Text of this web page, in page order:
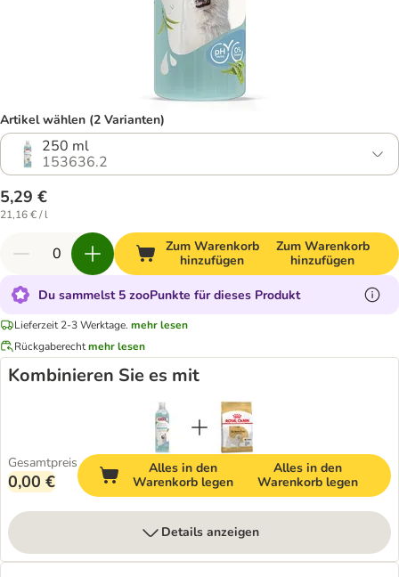
Artikel wählen (2 Varianten)
250 ml
153636.2
5,29 €
21,16 € / l
Zum Warenkorb
hinzufügen
Zum Warenkorb
hinzufügen
Du sammelst 5 zooPunkte für dieses Produkt
Lieferzeit 2-3 Werktage. mehr lesen
Rückgaberechtmehr lesen
Kombinieren Sie es mit
Gesamtpreis
0,00 €
Alles in den
Warenkorb legen
Alles in den
Warenkorb legen
Details anzeigen